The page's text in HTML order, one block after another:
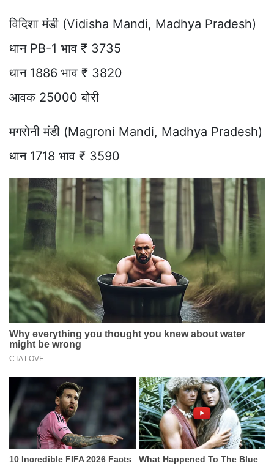
विदिशा मंडी (Vidisha Mandi, Madhya Pradesh)
धान PB-1 भाव ₹ 3735
धान 1886 भाव ₹ 3820
आवक 25000 बोरी
मगरोनी मंडी (Magroni Mandi, Madhya Pradesh)
धान 1718 भाव ₹ 3590